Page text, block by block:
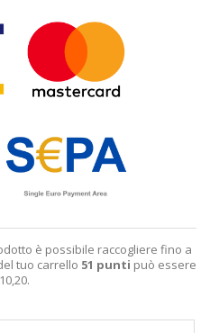
è possibile raccogliere fino a
tuo carrello 51 punti può essere
.